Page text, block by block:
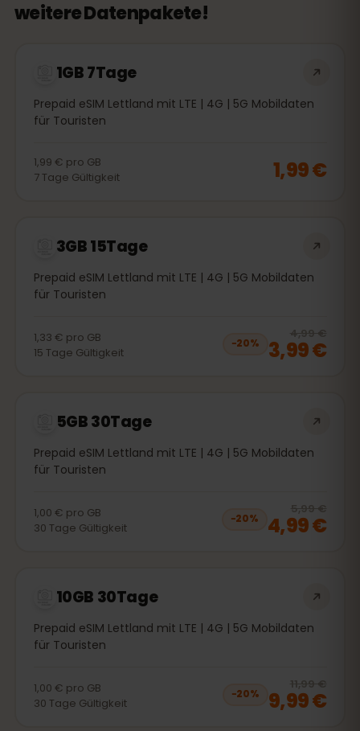
weitere Datenpakete!
1GB 7Tage
Prepaid eSIM Lettland mit LTE | 4G | 5G Mobildaten
für Touristen
1,99 € pro GB
7Tage Gültigkeit 1,99 €
3GB 15Tage
Prepaid eSIM Lettland mit LTE | 4G | 5G Mobildaten
für Touristen
1,33 € pro GB
15 Tage Gültigkeit
−20%
4,99 €
3,99 €
5GB 30Tage
Prepaid eSIM Lettland mit LTE | 4G | 5G Mobildaten
für Touristen
1,00 € pro GB
30 Tage Gültigkeit
−20%
5,99 €
4,99 €
10GB 30Tage
Prepaid eSIM Lettland mit LTE | 4G | 5G Mobildaten
für Touristen
1,00 € pro GB
30 Tage Gültigkeit
−20%
11,99 €
9,99 €